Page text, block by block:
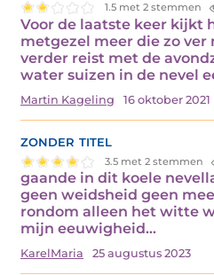
1.5 met 2 stemmen
Voor de laatste keer kijkt
metgezel meer die zo ver
verder reist met de
water suizen in de nevel
Martin Kageling 16 oktober 2021
zonder titel
3.5 met 2 stemmen
gaande in dit koele
geen weidsheid geen
rondom alleen het witte
mijn eeuwigheid…
KarelMaria 25 augustus 2023